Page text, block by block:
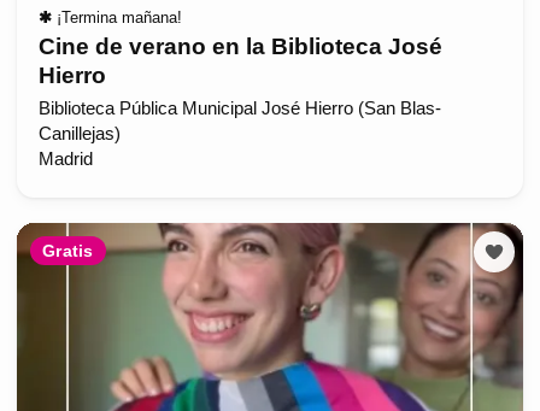
✱ ¡Termina mañana!
Cine de verano en la Biblioteca José
Hierro
Biblioteca Pública Municipal José Hierro (San Blas-
Canillejas)
Madrid
Gratis